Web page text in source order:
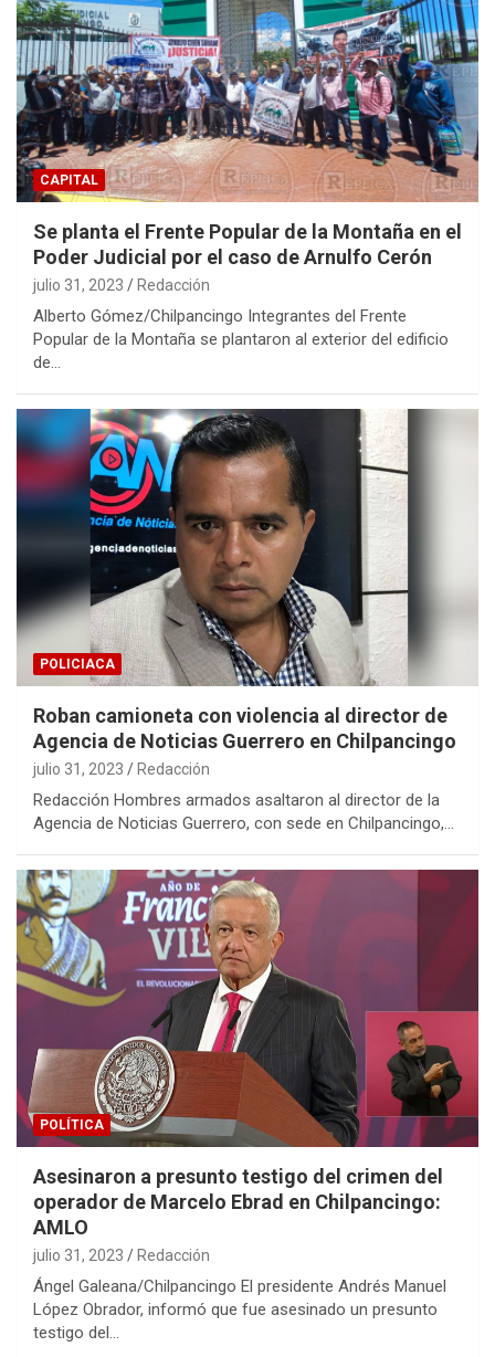
CAPITAL
Se planta el Frente Popular de la Montaña en el
Poder Judicial por el caso de Arnulfo Cerón
julio 31, 2023 Redacción
Alberto Gómez/Chilpancingo Integrantes del Frente
Popular de la Montaña se plantaron al exterior del edificio
de…
POLICIACA
Roban camioneta con violencia al director de
Agencia de Noticias Guerrero en Chilpancingo
julio 31, 2023 Redacción
Redacción Hombres armados asaltaron al director de la
Agencia de Noticias Guerrero, con sede en Chilpancingo,…
POLÍTICA
Asesinaron a presunto testigo del crimen del
operador de Marcelo Ebrad en Chilpancingo:
AMLO
julio 31, 2023 Redacción
Ángel Galeana/Chilpancingo El presidente Andrés Manuel
López Obrador, informó que fue asesinado un presunto
testigo del…